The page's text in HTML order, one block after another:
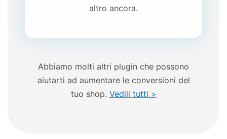
altro ancora.
Abbiamo molti altri plugin che possono
aiutarti ad aumentare le conversioni del
tuo shop. Vedili tutti >